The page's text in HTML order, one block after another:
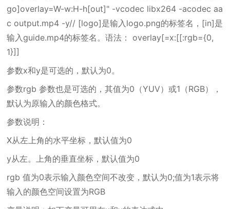
go]overlay=W-w:H-h[out]" -vcodec libx264 -acodec aa
c output.mp4 -y// [logo]是输入logo.png的标签名，[in]是
输入guide.mp4的标签名。语法： overlay[=x:[[:rgb={0,
1}]]
参数x和y是可选的，默认为0。
参数rgb 参数也是可选的，其值为0（YUV）或1（RGB），
默认为原输入的颜色格式。
参数说明：
X从左上角的水平坐标，默认值为0
y从左。上角的垂直坐标，默认值为0
rgb 值为0表示输入颜色空间不改变，默认为0;值为1表示将
输入的颜色空间设置为RGB